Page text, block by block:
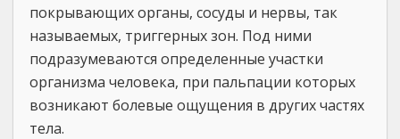
покрывающих органы, сосуды и нервы, так
называемых, триггерных зон. Под ними
подразумеваются определенные участки
организма человека, при пальпации которых
возникают болевые ощущения в других частях
тела.